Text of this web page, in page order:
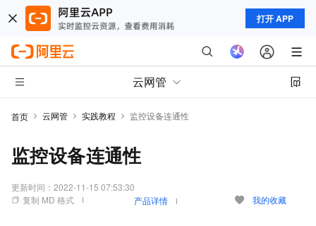
打开 APP
云网管
首页 云网管 实践教程 监控设备连通性
监控设备连通性
更新时间： 2022-11-15 07:53:30
复制 MD 格式
产品详情 我的收藏